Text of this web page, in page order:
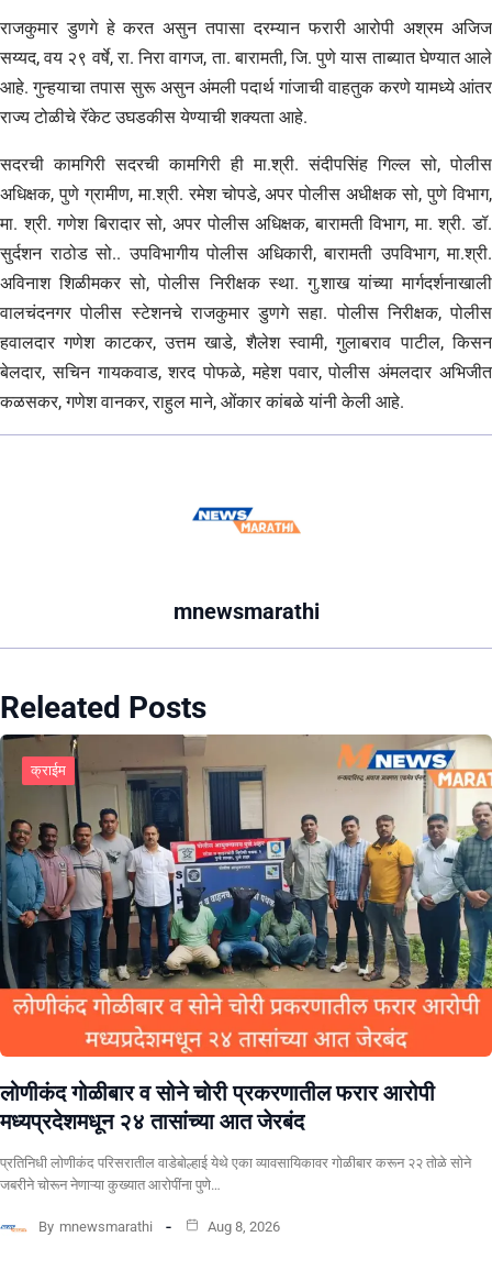
राजकुमार डुणगे हे करत असुन तपासा दरम्यान फरारी आरोपी अश्रम अजिज
सय्यद, वय २९ वर्षे, रा. निरा वागज, ता. बारामती, जि. पुणे यास ताब्यात घेण्यात आले
आहे. गुन्हयाचा तपास सुरू असुन अंमली पदार्थ गांजाची वाहतुक करणे यामध्ये आंतर
राज्य टोळीचे रॅकेट उघडकीस येण्याची शक्यता आहे.
सदरची कामगिरी सदरची कामगिरी ही मा.श्री. संदीपसिंह गिल्ल सो, पोलीस
अधिक्षक, पुणे ग्रामीण, मा.श्री. रमेश चोपडे, अपर पोलीस अधीक्षक सो, पुणे विभाग,
मा. श्री. गणेश बिरादार सो, अपर पोलीस अधिक्षक, बारामती विभाग, मा. श्री. डॉ.
सुर्दशन राठोड सो.. उपविभागीय पोलीस अधिकारी, बारामती उपविभाग, मा.श्री.
अविनाश शिळीमकर सो, पोलीस निरीक्षक स्था. गु.शाख यांच्या मार्गदर्शनाखाली
वालचंदनगर पोलीस स्टेशनचे राजकुमार डुणगे सहा. पोलीस निरीक्षक, पोलीस
हवालदार गणेश काटकर, उत्तम खाडे, शैलेश स्वामी, गुलाबराव पाटील, किसन
बेलदार, सचिन गायकवाड, शरद पोफळे, महेश पवार, पोलीस अंमलदार अभिजीत
कळसकर, गणेश वानकर, राहुल माने, ओंकार कांबळे यांनी केली आहे.
mnewsmarathi
Releated Posts
क्राईम
लोणीकंद गोळीबार व सोने चोरी प्रकरणातील फरार आरोपी
मध्यप्रदेशमधून २४ तासांच्या आत जेरबंद
प्रतिनिधी लोणीकंद परिसरातील वाडेबोल्हाई येथे एका व्यावसायिकावर गोळीबार करून २२ तोळे सोने
जबरीने चोरून नेणाऱ्या कुख्यात आरोपींना पुणे…
By mnewsmarathi Aug 8, 2026